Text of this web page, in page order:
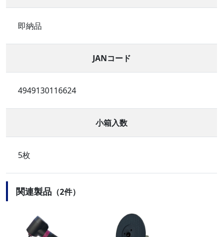
即納品
JANコード
4949130116624
小箱入数
5枚
関連製品 （2件）